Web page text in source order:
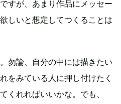
すが、あまり作品にメッセー
しいと想定してつくることは
勿論、自分の中には描きたい
をみている人に押し付けたく
くれればいいかな。でも、